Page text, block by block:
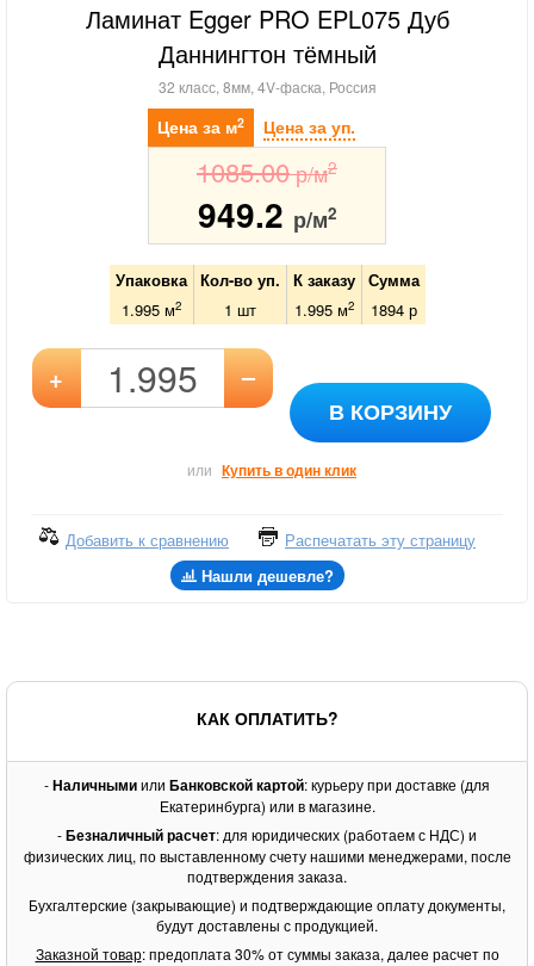
Ламинат Egger PRO EPL075 Дуб
Даннингтон тёмный
32 класс, 8мм, 4V-фаска, Россия
Цена за м2 Цена за уп.
1085.00р/м2
949.2 р/м2
Упаковка Кол-во уп. К заказу
Сумма
1.995 м2 1 шт 1.995м2 1894р
+ –
В КОРЗИНУ
или Купить в один клик
Добавить к сравнению
Распечатать эту страницу
Нашли дешевле?
КАК ОПЛАТИТЬ?
-Наличнымиили Банковской картой: курьеру при доставке (для
Екатеринбурга) или в магазине.
-Безналичный расчет: для юридических (работаем с НДС) и
физических лиц, по выставленному счету нашими менеджерами, после
подтверждения заказа.
Бухгалтерские (закрывающие) и подтверждающие оплату документы,
будут доставлены с продукцией.
Заказной товар: предоплата 30% от суммы заказа, далее расчет по